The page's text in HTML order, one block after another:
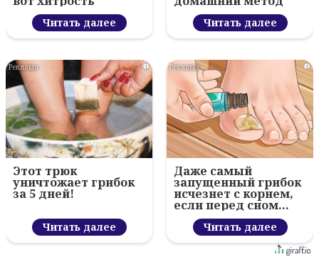
Читать далее Читать далее
i
Этот трюк
уничтожает грибок
за 5 дней!
Читать далее
i
Даже самый
запущенный грибок
исчезнет с корнем,
если перед сном…
Читать далее